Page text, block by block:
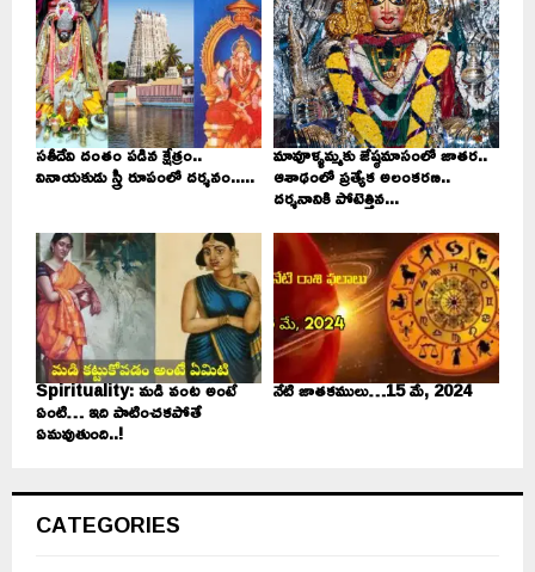
సతీదేవి దంతం పడిన క్షేత్రం..
వినాయకుడు స్త్రీ రూపంలో దర్శనం.....
మావూళ్ళమ్మకు జేష్ఠమాసంలో జాతర..
ఆశాఢంలో ప్రత్యేక అలంకరణ..
దర్శనానికి పోటెత్తిన...
Spirituality: మడి వంట అంటే
ఏంటి… ఇది పాటించకపోతే
ఏమవుతుంది..!
నేటి జాతకములు…15 మే, 2024
CATEGORIES